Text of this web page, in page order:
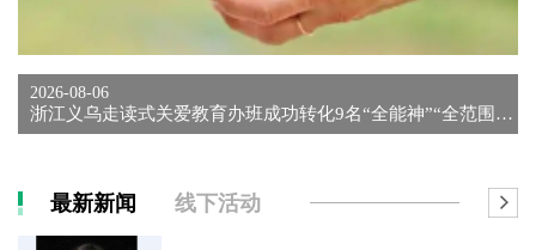
2026-08-06
浙江义乌走读式关爱教育办班成功转化9名“全能神”“全范围教会...
最新新闻 线下活动